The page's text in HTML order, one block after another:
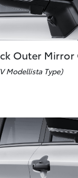
Outer Mirror
Modellista Type)